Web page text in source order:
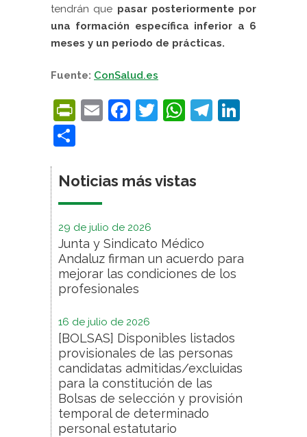
tendrán que pasar posteriormente por
una formación específica inferior a 6
meses y un periodo de prácticas.
Fuente: ConSalud.es
PrintFriendly
EmailFacebook
Twitter
WhatsApp
Noticias más vistas
29 de julio de 2026
Junta y Sindicato Médico
Andaluz firman un acuerdo para
mejorar las condiciones de los
profesionales
16 de julio de 2026
[BOLSAS] Disponibles listados
provisionales de las personas
candidatas admitidas/excluidas
para la constitución de las
Bolsas de selección y provisión
temporal de determinado
personal estatutario